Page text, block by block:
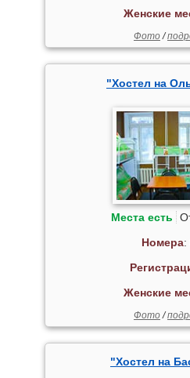
Женские
Фото/
"Хостел на
Места есть
Номера:
Женские
Фото/
"Хостел на